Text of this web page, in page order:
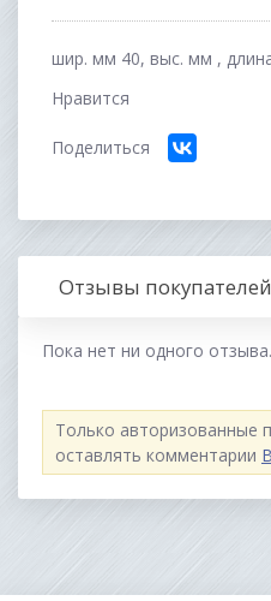
шир. мм 40, выс. мм ,
Нравится
Поделиться
Отзывы покупателей
Пока нет ни одного
Только авторизованные
оставлять комментарии